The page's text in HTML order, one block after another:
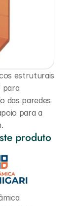
produto
estruturais
para
das paredes
para a